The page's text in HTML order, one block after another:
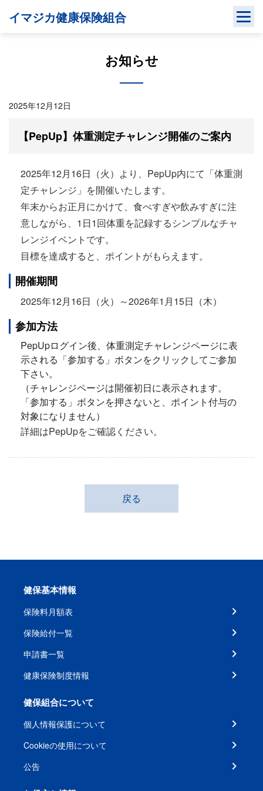
イマジカ健康保険組合
お知らせ
2025年12月12日
【PepUp】体重測定チャレンジ開催のご案内
2025年12月16日（火）より、PepUp内にて「体重測
定チャレンジ」を開催いたします。
年末からお正月にかけて、食べすぎや飲みすぎに注
意しながら、1日1回体重を記録するシンプルなチャ
レンジイベントです。
目標を達成すると、ポイントがもらえます。
開催期間
2025年12月16日（火）～2026年1月15日（木）
参加方法
PepUpログイン後、体重測定チャレンジページに表
示される「参加する」ボタンをクリックしてご参加
下さい。
（チャレンジページは開催初日に表示されます。
「参加する」ボタンを押さないと、ポイント付与の
対象になりません）
詳細はPepUpをご確認ください。
戻る
健保基本情報
保険料月額表
保険給付一覧
申請書一覧
健康保険制度情報
健保組合について
個人情報保護について
Cookieの使用について
公告